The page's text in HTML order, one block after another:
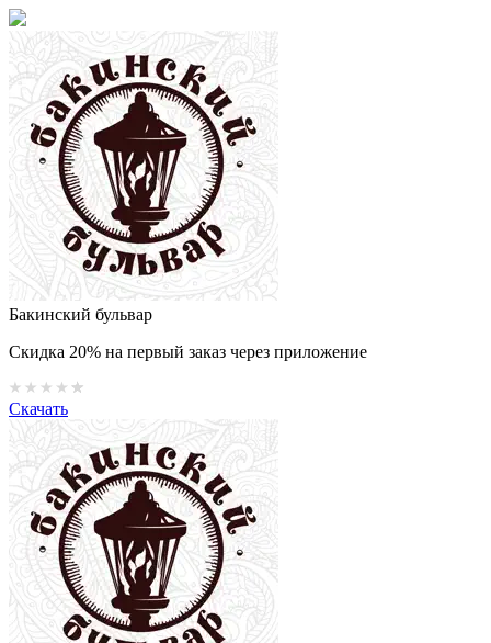
Бакинский бульвар
Скидка 20% на первый заказ через приложение
Скачать